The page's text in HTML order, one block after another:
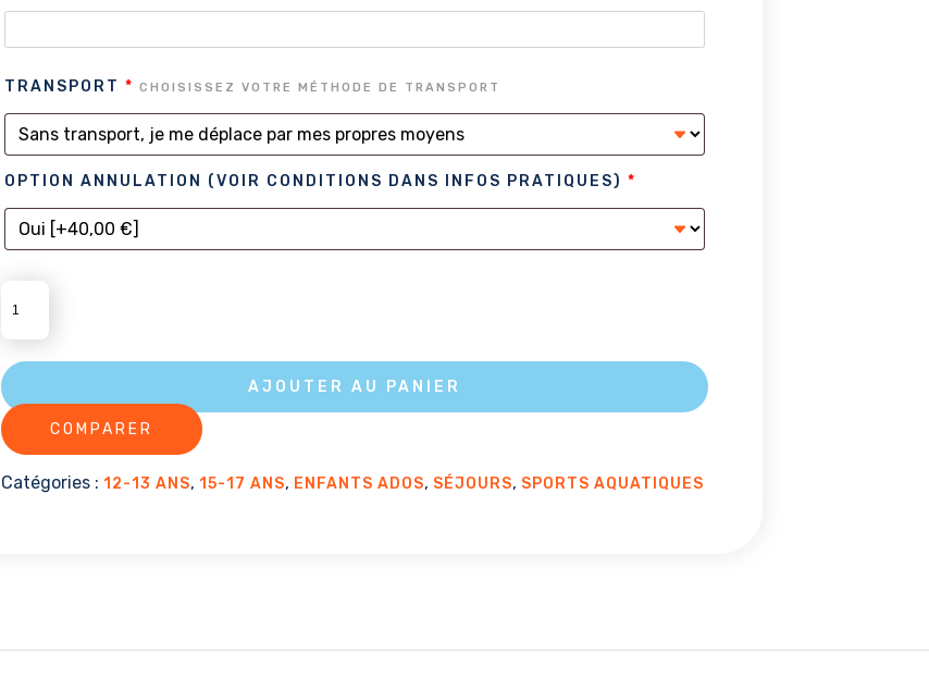
TRANSPORT * CHOISISSEZ VOTRE MÉTHODE DE TRANSPORT
OPTION ANNULATION (VOIR CONDITIONS DANS INFOS PRATIQUES) *
ET
AVENTURE
AJOUTER AU PANIER
COMPARER
Catégories : 12-13 ANS, 15-17 ANS, ENFANTS ADOS, SÉJOURS, SPORTS AQUATIQUES